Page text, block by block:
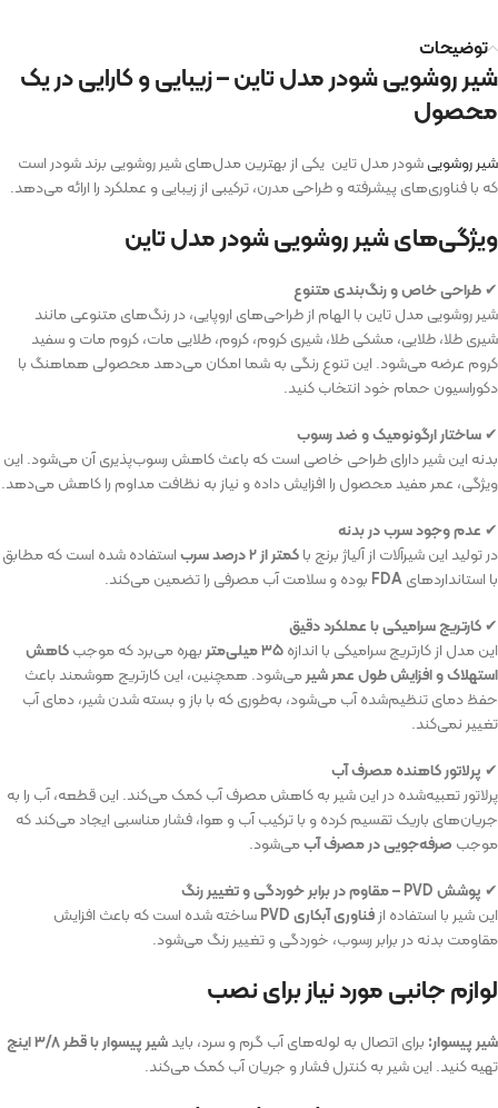
توضیحات
شیر روشویی شودر مدل تاین – زیبایی و کارایی در یک
محصول
شیر روشوییشودر مدل تاین یکی از بهترین مدل‌های شیر روشویی برند شودر است
که با فناوری‌های پیشرفته و طراحی مدرن، ترکیبی از زیبایی و عملکرد را ارائه می‌دهد.
ویژگی‌های شیر روشویی شودر مدل تاین
✔طراحی خاص و رنگ‌بندی متنوع
شیر روشویی مدل تاین با الهام از طراحی‌های اروپایی، در رنگ‌های متنوعی مانند
شیری طلا، طلایی، مشکی طلا، شیری کروم، کروم، طلایی مات، کروم مات و سفید
کروم عرضه می‌شود. این تنوع رنگی به شما امکان می‌دهد محصولی هماهنگ با
دکوراسیون حمام خود انتخاب کنید.
✔ساختار ارگونومیک و ضد رسوب
بدنه این شیر دارای طراحی خاصی است که باعث کاهش رسوب‌پذیری آن می‌شود. این
ویژگی، عمر مفید محصول را افزایش داده و نیاز به نظافت مداوم را کاهش می‌دهد.
✔ عدم وجود سرب در بدنه
در تولید این شیرآلات از آلیاژ برنج باکمتر از ۲ درصد سرب
استفاده شده است که مطابق
با استانداردهایFDA بوده و سلامت آب مصرفی را تضمین می‌کند.
✔کارتریج سرامیکی با عملکرد دقیق
این مدل از کارتریج سرامیکی با اندازه۳۵ میلی‌متر بهره می‌برد که موجبکاهش
استهلاک و افزایش طول عمر شیرمی‌شود. همچنین، این کارتریج هوشمند باعث
حفظ دمای تنظیم‌شده آب می‌شود، به‌طوری که با باز و بسته شدن شیر، دمای آب
تغییر نمی‌کند.
✔ پرلاتور کاهنده مصرف آب
پرلاتور تعبیه‌شده در این شیر به کاهش مصرف آب کمک می‌کند. این قطعه، آب را به
جریان‌های باریک تقسیم کرده و با ترکیب آب و هوا، فشار مناسبی ایجاد می‌کند که
موجب صرفه‌جویی در مصرف آبمی‌شود.
✔ پوشش PVD – مقاوم در برابر خوردگی و تغییر رنگ
این شیر با استفاده ازفناوری آبکاری PVD
ساخته شده است که باعث افزایش
مقاومت بدنه در برابر رسوب، خوردگی و تغییر رنگ می‌شود.
لوازم جانبی مورد نیاز برای نصب
شیر پیسوار: برای اتصال به لوله‌های آب گرم و سرد، بایدشیر پیسوار با قطر ۳/۸ اینچ
تهیه کنید. این شیر به کنترل فشار و جریان آب کمک می‌کند.